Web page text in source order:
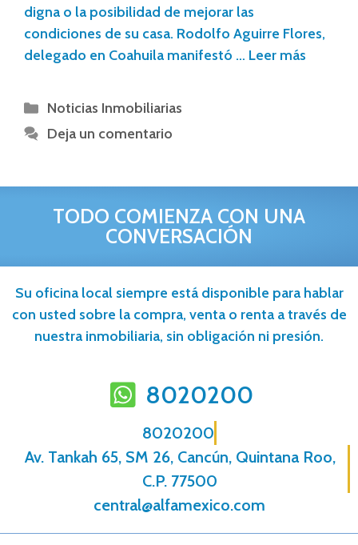
digna o la posibilidad de mejorar las
condiciones de su casa. Rodolfo Aguirre Flores,
delegado en Coahuila manifestó … Leer más
Noticias Inmobiliarias
Deja un comentario
TODO COMIENZA CON UNA
CONVERSACIÓN
Su oficina local siempre está disponible para hablar
con usted sobre la compra, venta o renta a través de
nuestra inmobiliaria, sin obligación ni presión.
8020200
8020200
Av. Tankah 65, SM 26, Cancún, Quintana Roo,
C.P. 77500
central@alfamexico.com